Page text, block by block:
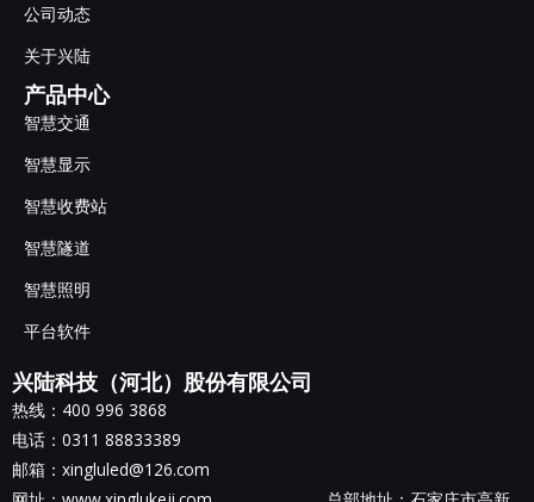
公司动态
关于兴陆
产品中心
智慧交通
智慧显示
智慧收费站
智慧隧道
智慧照明
平台软件
兴陆科技（河北）股份有限公司
热线：400 996 3868
电话：0311 88833389
邮箱：xingluled@126.com